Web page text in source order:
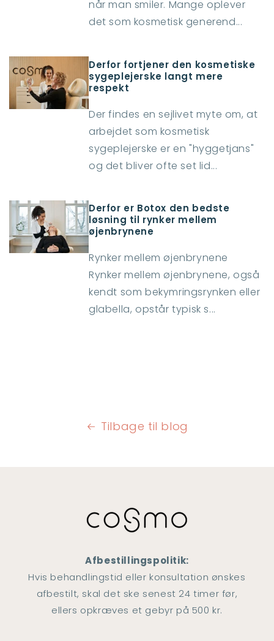
når man smiler. Mange oplever
det som kosmetisk generend...
Derfor fortjener den kosmetiske
sygeplejerske langt mere
respekt
Der findes en sejlivet myte om, at
arbejdet som kosmetisk
sygeplejerske er en "hyggetjans"
og det bliver ofte set lid...
Derfor er Botox den bedste
løsning til rynker mellem
øjenbrynene
Rynker mellem øjenbrynene
Rynker mellem øjenbrynene, også
kendt som bekymringsrynken eller
glabella, opstår typisk s...
Tilbage til blog
Afbestillingspolitik:
Hvis behandlingstid eller konsultation ønskes
afbestilt, skal det ske senest 24 timer før,
ellers opkræves et gebyr på 500 kr.